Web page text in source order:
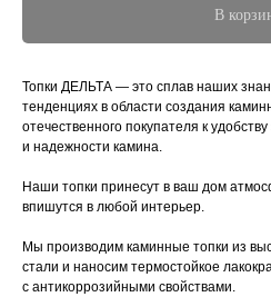
В
Топки ДЕЛЬТА — это сплав наших
тенденциях в области создания
отечественного покупателя к
и надежности камина.
Наши топки принесут в ваш дом
впишутся в любой интерьер.
Мы производим каминные топки из
стали и наносим термостойкое
с антикоррозийными свойствами.